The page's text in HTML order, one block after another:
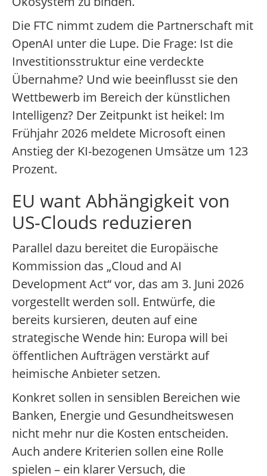
Die FTC nimmt zudem die Partnerschaft mit
OpenAI unter die Lupe. Die Frage: Ist die
Investitionsstruktur eine verdeckte
Übernahme? Und wie beeinflusst sie den
Wettbewerb im Bereich der künstlichen
Intelligenz? Der Zeitpunkt ist heikel: Im
Frühjahr 2026 meldete Microsoft einen
Anstieg der KI-bezogenen Umsätze um 123
Prozent.
EU want Abhängigkeit von
US-Clouds reduzieren
Parallel dazu bereitet die Europäische
Kommission das „Cloud and AI
Development Act“ vor, das am 3. Juni 2026
vorgestellt werden soll. Entwürfe, die
bereits kursieren, deuten auf eine
strategische Wende hin: Europa will bei
öffentlichen Aufträgen verstärkt auf
heimische Anbieter setzen.
Konkret sollen in sensiblen Bereichen wie
Banken, Energie und Gesundheitswesen
nicht mehr nur die Kosten entscheiden.
Auch andere Kriterien sollen eine Rolle
spielen – ein klarer Versuch, die